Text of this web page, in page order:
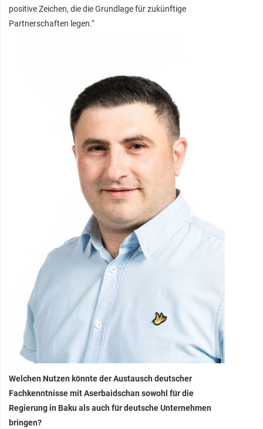
positive Zeichen, die die Grundlage für zukünftige
Partnerschaften legen.“
Welchen Nutzen könnte der Austausch deutscher
Fachkenntnisse mit Aserbaidschan sowohl für die
Regierung in Baku als auch für deutsche Unternehmen
bringen?